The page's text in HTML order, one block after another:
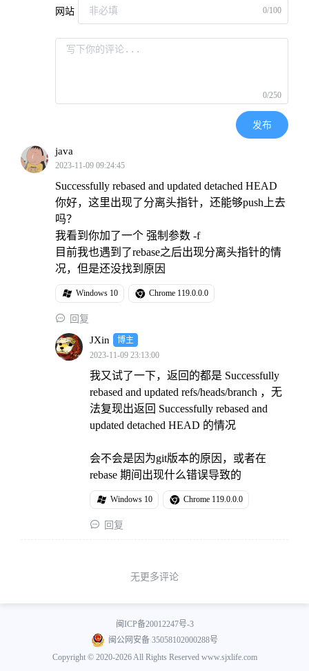
网站 0/100
0/250
发布
java
2023-11-09 09:24:45
Successfully rebased and updated detached HEAD
你好，这里出现了分离头指针，还能够push上去
吗？
我看到你加了一个 强制参数 -f
目前我也遇到了rebase之后出现分离头指针的情
况，但是还没找到原因
Windows 10 Chrome 119.0.0.0
 回复
JXin
博主
2023-11-09 23:13:00
我又试了一下，返回的都是 Successfully
rebased and updated refs/heads/branch ，无
法复现出返回 Successfully rebased and
updated detached HEAD 的情况
会不会是因为git版本的原因，或者在
rebase 期间出现什么错误导致的
Windows 10 Chrome 119.0.0.0
 回复
无更多评论
闽ICP备20012247号-3
闽公网安备 35058102000288号
Copyright © 2020-2026 All Rights Reserved www.sjxlife.com